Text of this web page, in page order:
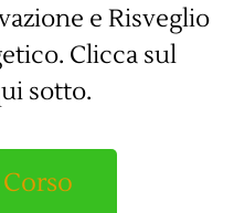
e Risveglio
Clicca sul
sotto.